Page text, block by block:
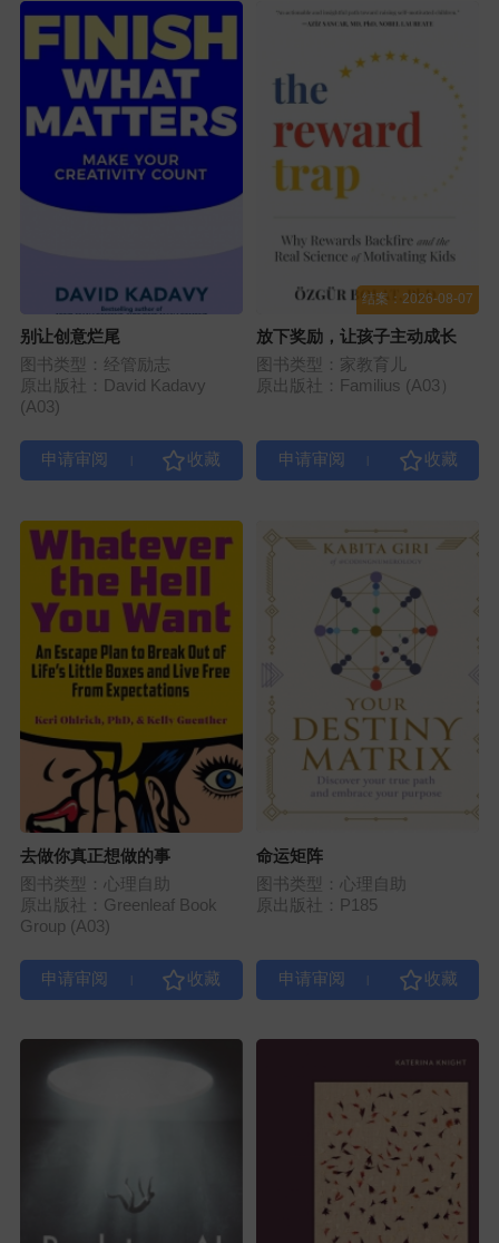
别让创意烂尾
图书类型：经管励志
原出版社：David Kadavy
(A03)
结案：2026-08-07
放下奖励，让孩子主动成长
图书类型：家教育儿
原出版社：Familius (A03）
去做你真正想做的事
图书类型：心理自助
原出版社：Greenleaf Book
Group (A03)
命运矩阵
图书类型：心理自助
原出版社：P185